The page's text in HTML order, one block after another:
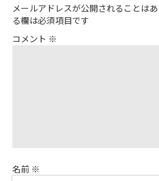
メールアドレスが公開されることはあ
る欄は必須項目です
コメント ※
名前 ※